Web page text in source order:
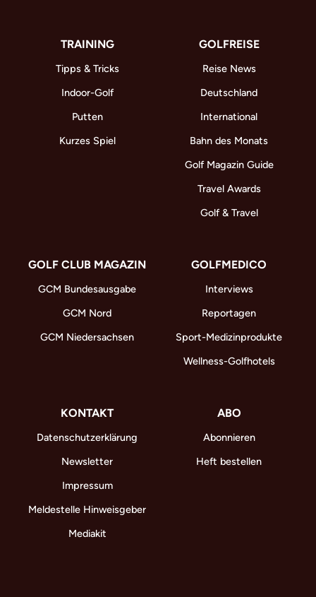
TRAINING
Tipps & Tricks
Indoor-Golf
Putten
Kurzes Spiel
GOLFREISE
Reise News
Deutschland
International
Bahn des Monats
Golf Magazin Guide
Travel Awards
Golf & Travel
GOLF CLUB MAGAZIN
GCM Bundesausgabe
GCM Nord
GCM Niedersachsen
GOLFMEDICO
Interviews
Reportagen
Sport-Medizinprodukte
Wellness-Golfhotels
KONTAKT
Datenschutzerklärung
Newsletter
Impressum
Meldestelle Hinweisgeber
Mediakit
ABO
Abonnieren
Heft bestellen